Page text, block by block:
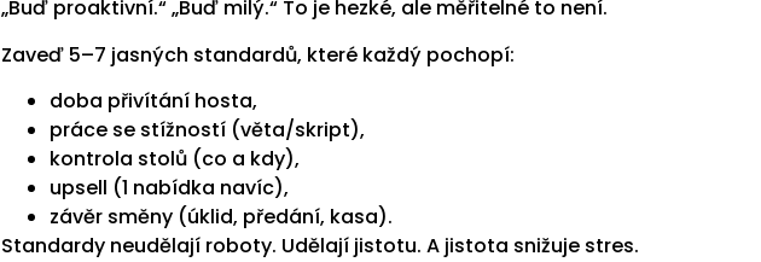
„Buď proaktivní.“ „Buď milý.“ To je hezké, ale měřitelné to není.
Zaveď 5–7 jasných standardů, které každý pochopí:
doba přivítání hosta,
práce se stížností (věta/skript),
kontrola stolů (co a kdy),
upsell (1 nabídka navíc),
závěr směny (úklid, předání, kasa).
Standardy neudělají roboty. Udělají jistotu. A jistota snižuje stres.